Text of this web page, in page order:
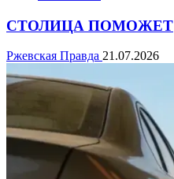
СТОЛИЦА ПОМОЖЕТ
Ржевская Правда 21.07.2026